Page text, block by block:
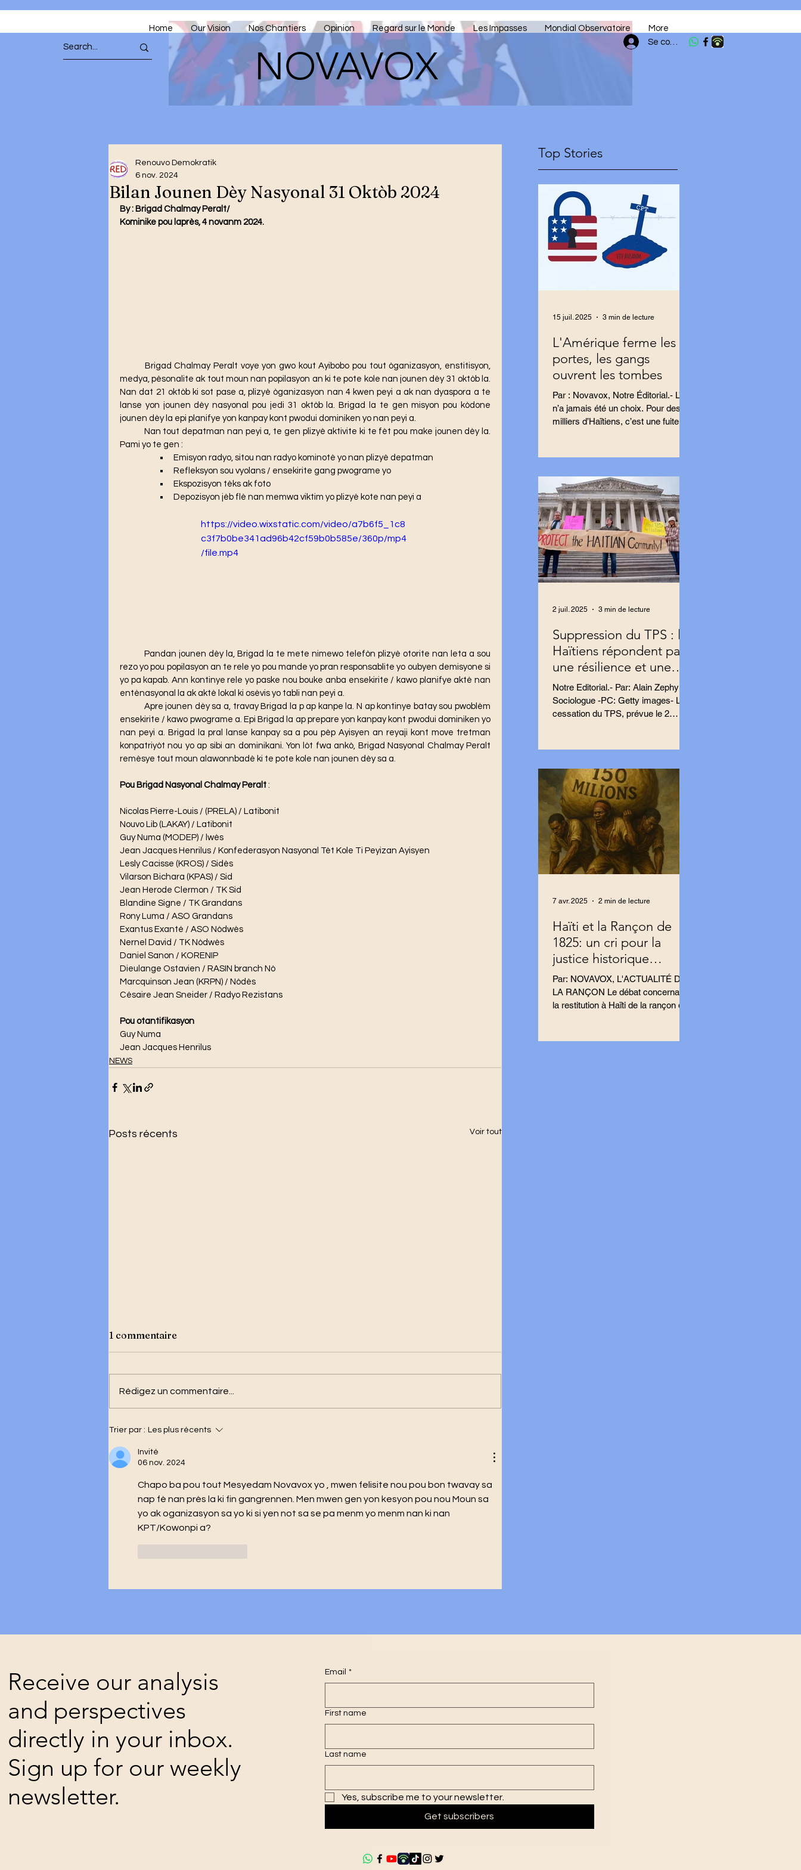
Home Our Vision Nos Chantiers Opinion Regard sur le Monde Les Impasses Mondial Observatoire More
NOVAVOX
Se connecter
Bilan Jounen Dèy Nasyonal 31 Oktòb 2024
Renouvo Demokratik
6 nov. 2024
By : Brigad Chalmay Peralt/
Kominike pou laprès, 4 novanm 2024.
medya, pèsonalite ak tout moun nan popilasyon an ki te pote kole nan jounen dèy 31 oktòb la.
Nan dat 21 oktòb ki sot pase a, plizyè òganizasyon nan 4 kwen peyi a ak nan dyaspora a te
lanse yon jounen dèy nasyonal pou jedi 31 oktòb la. Brigad la te gen misyon pou kòdone
jounen dèy la epi planifye yon kanpay kont pwodui dominiken yo nan peyi a.
Pami yo te gen :
Emisyon radyo, sitou nan radyo kominotè yo nan plizyè depatman
Refleksyon sou vyolans / ensekirite gang pwograme yo
Ekspozisyon tèks ak foto
Depozisyon jèb flè nan memwa viktim yo plizyè kote nan peyi a
https://video.wixstatic.com/video/a7b6f5_1c8
c3f7b0be341ad96b42cf59b0b585e/360p/mp4
/file.mp4
rezo yo pou popilasyon an te rele yo pou mande yo pran responsablite yo oubyen demisyone si
yo pa kapab. Ann kontinye rele yo paske nou bouke anba ensekirite / kawo planifye aktè nan
entènasyonal la ak aktè lokal ki osèvis yo tabli nan peyi a.
ensekirite / kawo pwograme a. Epi Brigad la ap prepare yon kanpay kont pwodui dominiken yo
nan peyi a. Brigad la pral lanse kanpay sa a pou pèp Ayisyen an reyaji kont move tretman
konpatriyòt nou yo ap sibi an dominikani. Yon lòt fwa ankò, Brigad Nasyonal Chalmay Peralt
remèsye tout moun alawonnbadè ki te pote kole nan jounen dèy sa a.
Pou Brigad Nasyonal Chalmay Peralt :
Nicolas Pierre-Louis / (PRELA) / Latibonit
Nouvo Lib (LAKAY) / Latibonit
Guy Numa (MODEP) / lwès
Jean Jacques Henrilus / Konfederasyon Nasyonal Tèt Kole Ti Peyizan Ayisyen
Lesly Cacisse (KROS) / Sidès
Vilarson Bichara (KPAS) / Sid
Jean Herode Clermon / TK Sid
Blandine Signe / TK Grandans
Rony Luma / ASO Grandans
Exantus Exanté / ASO Nòdwès
Nernel David / TK Nòdwès
Daniel Sanon / KORENIP
Dieulange Ostavien / RASIN branch Nò
Marcquinson Jean (KRPN) / Nòdès
Césaire Jean Sneider / Radyo Rezistans
Pou otantifikasyon
Guy Numa
Jean Jacques Henrilus
NEWS
Posts récents Voir tout
Grenadiers : la liste officielle
des joueurs convoqués
1 commentaire
Rédigez un commentaire...
Trier par : Les plus récents
Invité
06 nov. 2024
Chapo ba pou tout Mesyedam Novavox yo , mwen felisite nou pou bon twavay sa
nap fè nan près la ki fin gangrennen. Men mwen gen yon kesyon pou nou Moun sa
yo ak oganizasyon sa yo ki si yen not sa se pa menm yo menm nan ki nan
KPT/Kowonpi a?
Top Stories
L'Amérique ferme les
portes, les gangs
ouvrent les tombes
Par : Novavox, Notre Éditorial.- L’exil
n’a jamais été un choix. Pour des
milliers d’Haïtiens, c’est une fuite,
15 juil. 2025 3 min de lecture
Suppression du TPS : les
Haïtiens répondent par
une résilience et une
résistance farouches
Notre Editorial.- Par: Alain Zephyr,
Sociologue -PC: Getty images- La
cessation du TPS, prévue le 2
2 juil. 2025 3 min de lecture
Haïti et la Rançon de
1825: un cri pour la
justice historique
résonne en France.
Par: NOVAVOX, L'ACTUALITÉ DE
LA RANÇON Le débat concernant
la restitution à Haïti de la rançon de
7 avr. 2025 2 min de lecture
Receive our analysis
and perspectives
directly in your inbox.
Sign up for our weekly
newsletter.
Email *
First name
Last name
Yes, subscribe me to your newsletter.
Get subscribers